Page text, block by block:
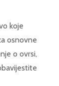
koje
osnovne
o ovrsi,